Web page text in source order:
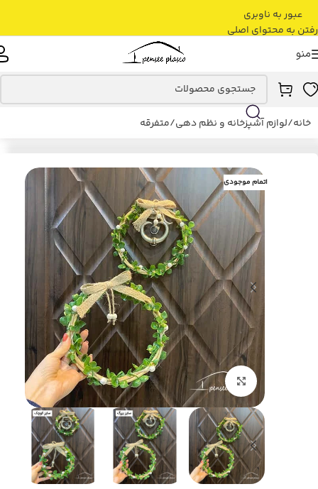
عبور به ناوبری
رفتن به محتوای اصلی
منو
خانه/لوازم آشپزخانه و نظم دهی/متفرقه
اتمام موجودی
بزرگنمایی تصویر